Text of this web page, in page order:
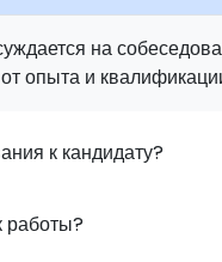
на
опыта и
к кандидату?
работы?